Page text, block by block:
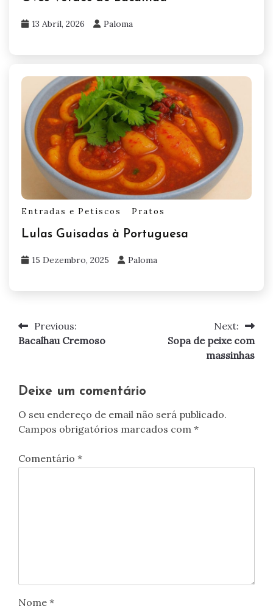
13 Abril, 2026 Paloma
Entradas e Petiscos Pratos
Lulas Guisadas à Portuguesa
15 Dezembro, 2025 Paloma
Navegação
Previous:
Bacalhau Cremoso
Next:
Sopa de peixe com
massinhas
Deixe um comentário
O seu endereço de email não será publicado.
Campos obrigatórios marcados com *
Comentário *
Nome *